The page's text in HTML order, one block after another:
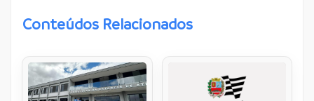
Conteúdos Relacionados